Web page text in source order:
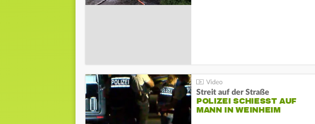
Streit auf der Straße
POLIZEI SCHIESST AUF M
ANN IN WEINHEIM